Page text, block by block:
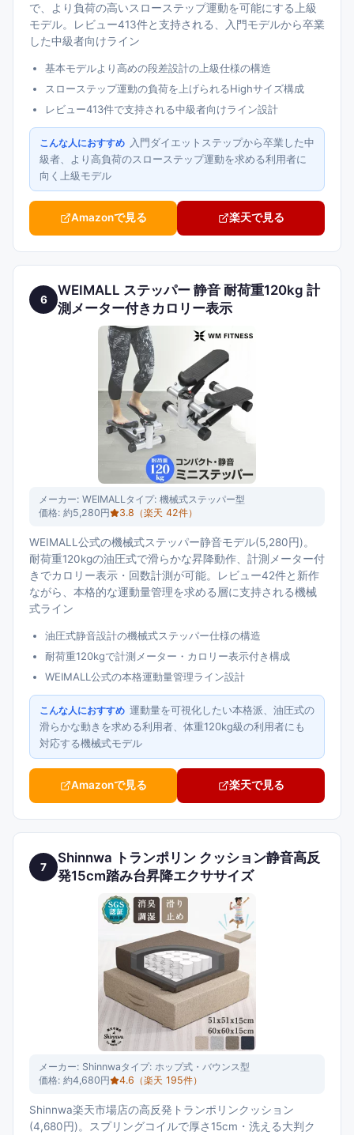
で、より負荷の高いスローステップ運動を可能にする上級
モデル。レビュー413件と支持される、入門モデルから卒業
した中級者向けライン
基本モデルより高めの段差設計の上級仕様の構造
スローステップ運動の負荷を上げられるHighサイズ構成
レビュー413件で支持される中級者向けライン設計
こんな人におすすめ
入門ダイエットステップから卒業した中
級者、より高負荷のスローステップ運動を求める利用者に
向く上級モデル
Amazonで見る 楽天で見る
6
WEIMALL ステッパー 静音 耐荷重120kg 計
測メーター付きカロリー表示
メーカー: WEIMALL タイプ: 機械式ステッパー型
価格: 約5,280円 3.8 （楽天 42件）
WEIMALL公式の機械式ステッパー静音モデル(5,280円)。
耐荷重120kgの油圧式で滑らかな昇降動作、計測メーター付
きでカロリー表示・回数計測が可能。レビュー42件と新作
ながら、本格的な運動量管理を求める層に支持される機械
式ライン
油圧式静音設計の機械式ステッパー仕様の構造
耐荷重120kgで計測メーター・カロリー表示付き構成
WEIMALL公式の本格運動量管理ライン設計
こんな人におすすめ 運動量を可視化したい本格派、油圧式の
滑らかな動きを求める利用者、体重120kg級の利用者にも
対応する機械式モデル
Amazonで見る 楽天で見る
7
Shinnwa トランポリン クッション静音高反
発15cm踏み台昇降エクササイズ
メーカー: Shinnwaタイプ: ホップ式・バウンス型
価格: 約4,680円 4.6 （楽天 195件）
Shinnwa楽天市場店の高反発トランポリンクッション
(4,680円)。スプリングコイルで厚さ15cm・洗える大判ク